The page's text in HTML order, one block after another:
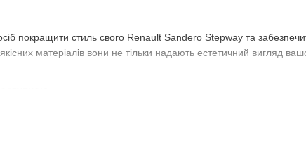
покращити стиль свого Renault Sandero Stepway та
матеріалів вони не тільки надають естетичний вигляд